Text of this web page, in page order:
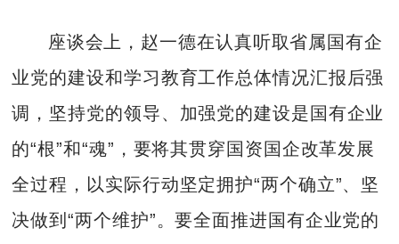
座谈会上，赵一德在认真听取省属国有企
业党的建设和学习教育工作总体情况汇报后强
调，坚持党的领导、加强党的建设是国有企业
的“根”和“魂”，要将其贯穿国资国企改革发展
全过程，以实际行动坚定拥护“两个确立”、坚
决做到“两个维护”。要全面推进国有企业党的